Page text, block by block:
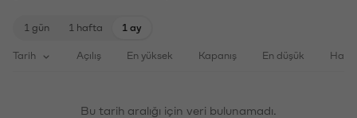
1 gün 1 hafta 1 ay
Tarih Açılış En yüksek Kapanış En düşük
Bu tarih aralığı için veri bulunamadı.